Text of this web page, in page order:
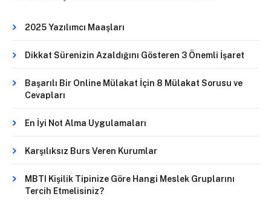
2025 Yazılımcı Maaşları
Dikkat Sürenizin Azaldığını Gösteren 3 Önemli İşaret
Başarılı Bir Online Mülakat İçin 8 Mülakat Sorusu ve
Cevapları
En İyi Not Alma Uygulamaları
Karşılıksız Burs Veren Kurumlar
MBTI Kişilik Tipinize Göre Hangi Meslek Gruplarını
Tercih Etmelisiniz?